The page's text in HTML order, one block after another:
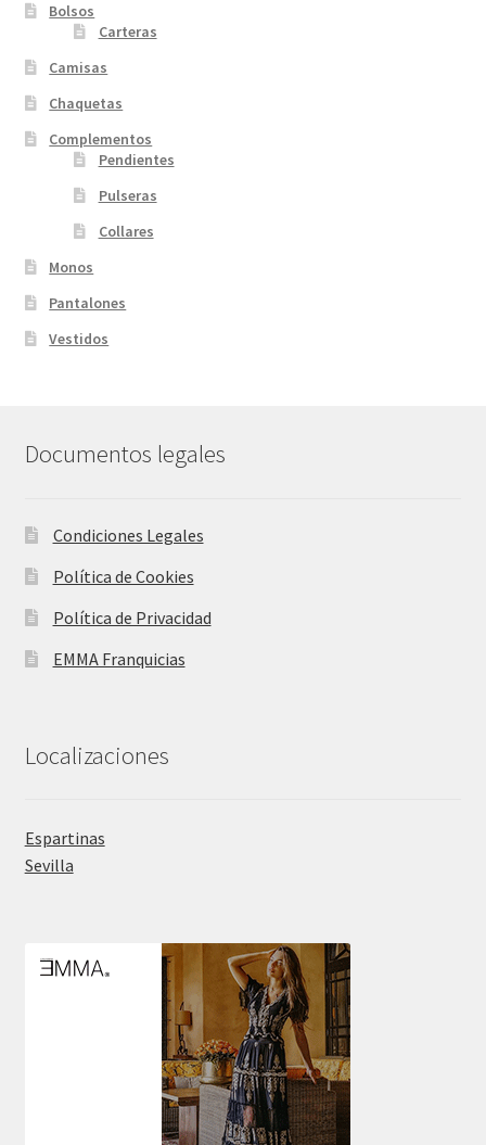
Bolsos
Carteras
Camisas
Chaquetas
Complementos
Pendientes
Pulseras
Collares
Monos
Pantalones
Vestidos
Documentos legales
Condiciones Legales
Política de Cookies
Política de Privacidad
EMMA Franquicias
Localizaciones
Espartinas
Sevilla